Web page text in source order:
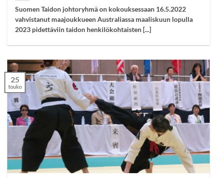
Suomen Taidon johtoryhmä on kokouksessaan 16.5.2022
vahvistanut maajoukkueen Australiassa maaliskuun lopulla
2023 pidettäviin taidon henkilökohtaisten [...]
25
touko